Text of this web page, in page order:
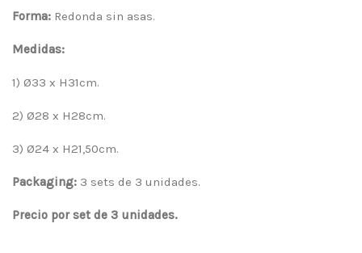
Forma: Redonda sin asas.
Medidas:
1) Ø33 x H31cm.
2) Ø28 x H28cm.
3) Ø24 x H21,50cm.
Packaging: 3 sets de 3 unidades.
Precio por set de 3 unidades.